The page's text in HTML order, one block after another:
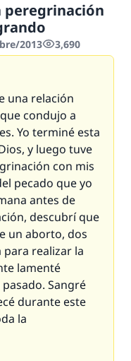
peregrinación
2013 3,690
una relación
condujo a
Yo terminé esta
y luego tuve
con mis
pecado que yo
antes de
descubrí que
un aborto, dos
realizar la
lamenté
Sangré
durante este
la